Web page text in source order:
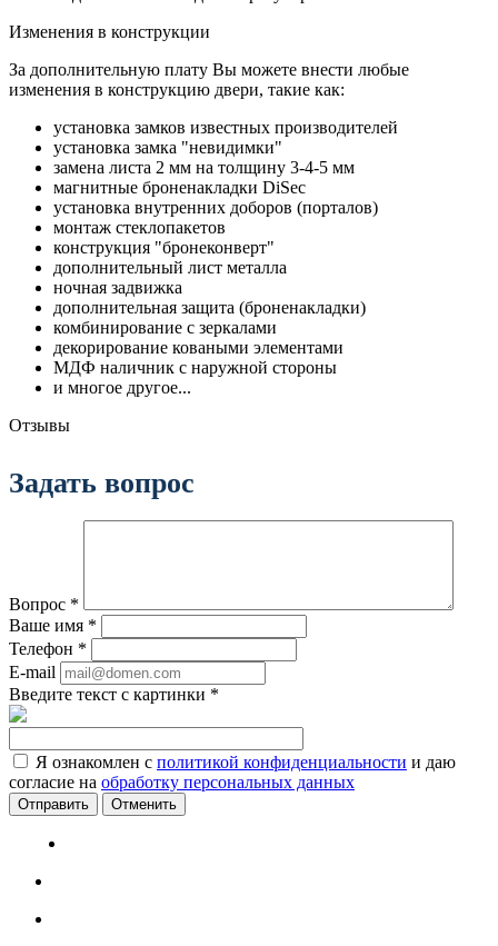
Изменения в конструкции
За дополнительную плату Вы можете внести любые
изменения в конструкцию двери, такие как:
установка замков известных производителей
установка замка "невидимки"
замена листа 2 мм на толщину 3-4-5 мм
магнитные броненакладки DiSec
установка внутренних доборов (порталов)
монтаж стеклопакетов
конструкция "бронеконверт"
дополнительный лист металла
ночная задвижка
дополнительная защита (броненакладки)
комбинирование с зеркалами
декорирование коваными элементами
МДФ наличник с наружной стороны
и многое другое...
Отзывы
Задать вопрос
Вопрос *
Ваше имя *
Телефон *
E-mail
Введите текст с картинки *
Я ознакомлен с политикой конфиденциальности и даю
согласие на обработку персональных данных
Отменить